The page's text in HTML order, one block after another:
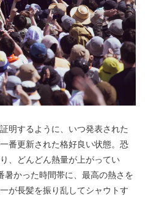
明するように、いつ発表された
番更新された格好良い状態。恐
、どんどん熱量が上がってい
暑かった時間帯に、最高の熱さを
が長髪を振り乱してシャウトす